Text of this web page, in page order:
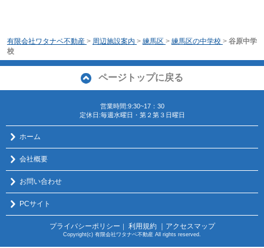
有限会社ワタナベ不動産 > 周辺施設案内 > 練馬区 > 練馬区の中学校 > 谷原中学
校
ページトップに戻る
営業時間:9:30~17：30
定休日:毎週水曜日・第２第３日曜日
ホーム
会社概要
お問い合わせ
PCサイト
プライバシーポリシー ｜ 利用規約 ｜アクセスマップ
Copyright(c) 有限会社ワタナベ不動産 All rights reserved.